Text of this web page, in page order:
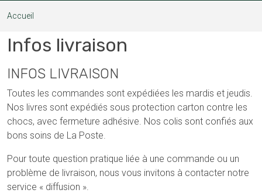
Accueil
Infos livraison
INFOS LIVRAISON
Toutes les commandes sont expédiées les mardis et jeudis.
Nos livres sont expédiés sous protection carton contre les
chocs, avec fermeture adhésive. Nos colis sont confiés aux
bons soins de La Poste.
Pour toute question pratique liée à une commande ou un
problème de livraison, nous vous invitons à contacter notre
service « diffusion ».